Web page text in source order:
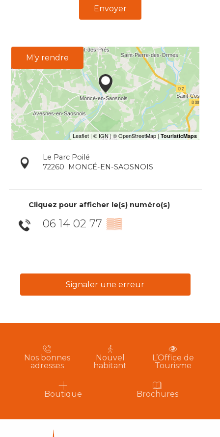
Envoyer
M'y rendre
Le Parc Poilé
72260
MONCÉ-EN-SAOSNOIS
Cliquez pour afficher le(s) numéro(s)
06 14 02 77 ▒▒
Signaler une erreur
Nos bonnes
adresses
Nouvel
habitant
L’Office de
Tourisme
Boutique Brochures